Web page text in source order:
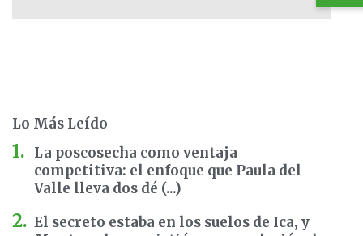
Lo Más Leído
La poscosecha como ventaja
competitiva: el enfoque que Paula del
Valle lleva dos dé (...)
El secreto estaba en los suelos de Ica, y